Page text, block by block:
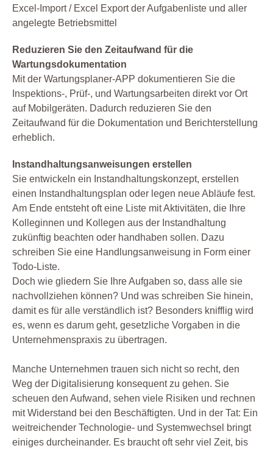
Excel-Import / Excel Export der Aufgabenliste und aller
angelegte Betriebsmittel
Reduzieren Sie den Zeitaufwand für die
Wartungsdokumentation
Mit der Wartungsplaner-APP dokumentieren Sie die
Inspektions-, Prüf-, und Wartungsarbeiten direkt vor Ort
auf Mobilgeräten. Dadurch reduzieren Sie den
Zeitaufwand für die Dokumentation und Berichterstellung
erheblich.
Instandhaltungsanweisungen erstellen
Sie entwickeln ein Instandhaltungskonzept, erstellen
einen Instandhaltungsplan oder legen neue Abläufe fest.
Am Ende entsteht oft eine Liste mit Aktivitäten, die Ihre
Kolleginnen und Kollegen aus der Instandhaltung
zukünftig beachten oder handhaben sollen. Dazu
schreiben Sie eine Handlungsanweisung in Form einer
Todo-Liste.
Doch wie gliedern Sie Ihre Aufgaben so, dass alle sie
nachvollziehen können? Und was schreiben Sie hinein,
damit es für alle verständlich ist? Besonders knifflig wird
es, wenn es darum geht, gesetzliche Vorgaben in die
Unternehmenspraxis zu übertragen.
Manche Unternehmen trauen sich nicht so recht, den
Weg der Digitalisierung konsequent zu gehen. Sie
scheuen den Aufwand, sehen viele Risiken und rechnen
mit Widerstand bei den Beschäftigten. Und in der Tat: Ein
weitreichender Technologie- und Systemwechsel bringt
einiges durcheinander. Es braucht oft sehr viel Zeit, bis